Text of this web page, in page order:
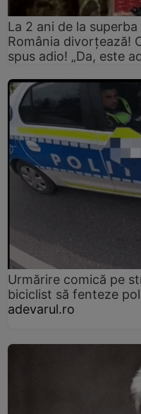
La 2 ani de la
România divorțează!
spus adio! „Da, este
Urmărire comică pe
biciclist să fenteze
adevarul.ro